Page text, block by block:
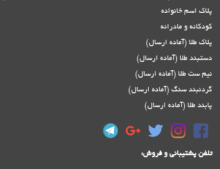
پلاک اسم خانواده
کودکانه و مادرانه
پلاک طلا (آماده ارسال)
دستبند طلا (آماده ارسال)
نیم ست طلا (آماده ارسال)
گردنبند سنگ (آماده ارسال)
پابند طلا (آماده ارسال)
تلفن پشتیبانی و فروش: